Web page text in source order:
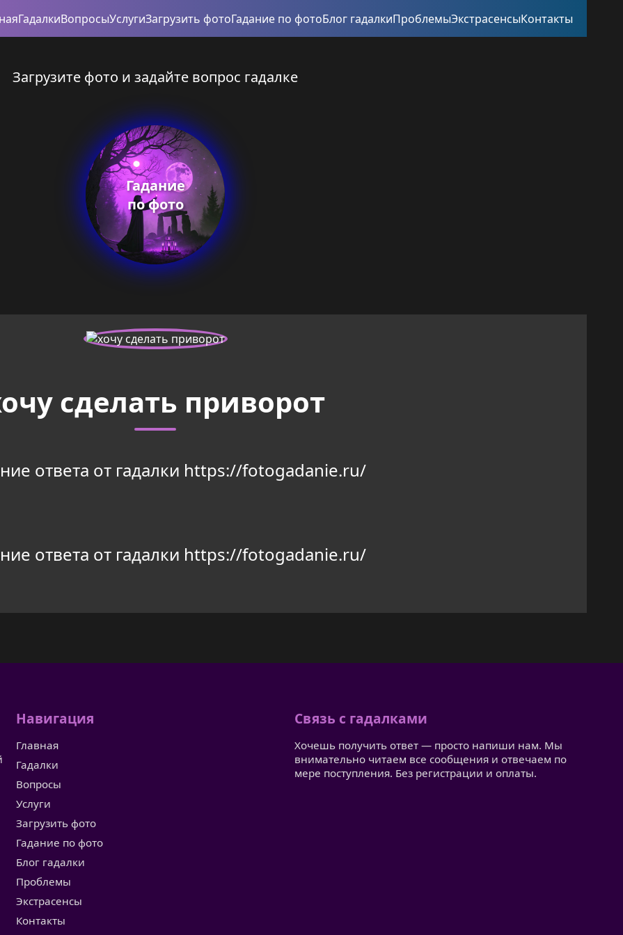
ГадалкиВопросыУслугиЗагрузить фотоГадание по фотоБлог гадалкиПроблемыЭкстрасенсыКонтакты
Загрузите фото и задайте вопрос гадалке
Гадание
по фото
сделать приворот
ответа от гадалки https://fotogadanie.ru/
ответа от гадалки https://fotogadanie.ru/
Навигация
Главная
Гадалки
Вопросы
Услуги
Загрузить фото
Гадание по фото
Блог гадалки
Проблемы
Экстрасенсы
Контакты
Связь с гадалками
Хочешь получить ответ — просто напиши нам. Мы
внимательно читаем все сообщения и отвечаем по
мере поступления. Без регистрации и оплаты.